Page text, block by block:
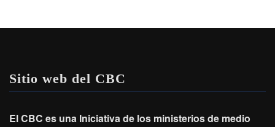
Sitio web del CBC
El CBC es una Iniciativa de los ministerios de medio